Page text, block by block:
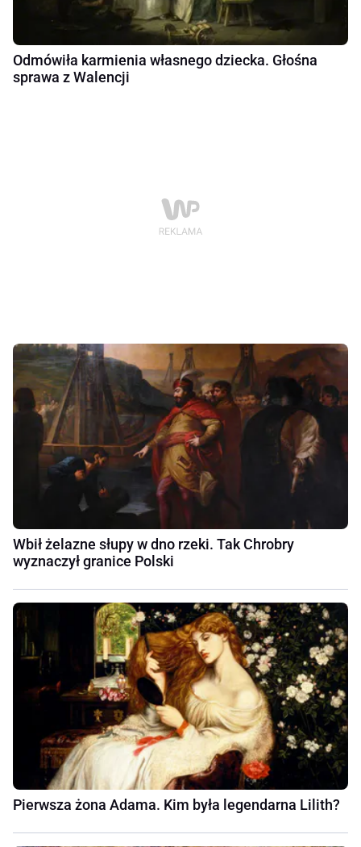
Odmówiła karmienia własnego dziecka. Głośna
sprawa z Walencji
Wbił żelazne słupy w dno rzeki. Tak Chrobry
wyznaczył granice Polski
Pierwsza żona Adama. Kim była legendarna Lilith?